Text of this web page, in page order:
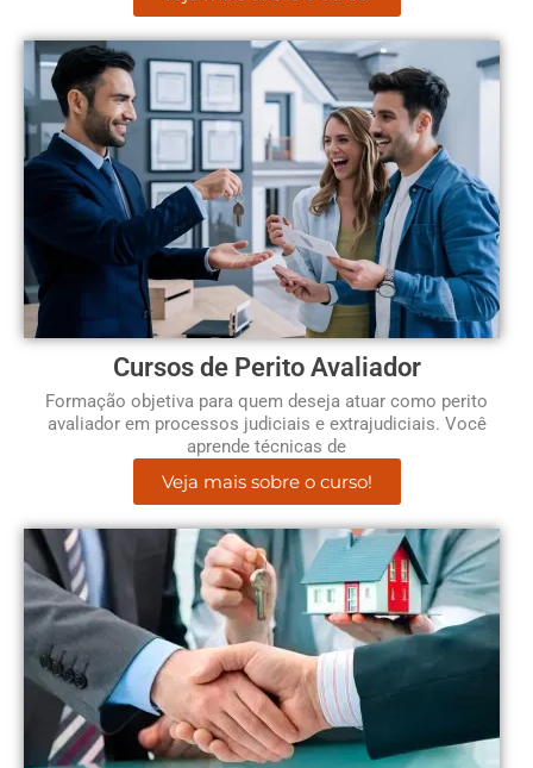
Cursos de Perito Avaliador
Formação objetiva para quem deseja atuar como perito
avaliador em processos judiciais e extrajudiciais. Você
aprende técnicas de
Veja mais sobre o curso!